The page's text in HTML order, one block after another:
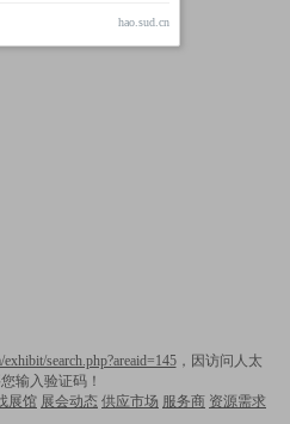
search.php?areaid=145，因访问人太
输入验证码！
展馆 展会动态 供应市场 服务商 资源需求
hao.sud.cn